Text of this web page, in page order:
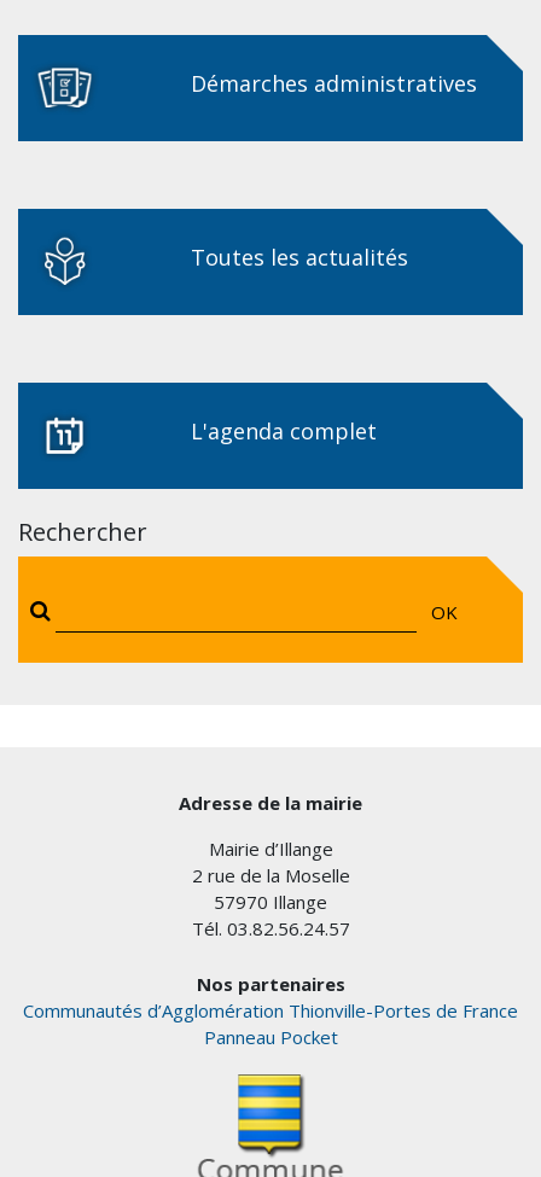
Démarches administratives
Toutes les actualités
L'agenda complet
Rechercher
OK
Adresse de la mairie
Mairie d’Illange
2 rue de la Moselle
57970 Illange
Tél. 03.82.56.24.57
Nos partenaires
Communautés d’Agglomération Thionville-Portes de France
Panneau Pocket